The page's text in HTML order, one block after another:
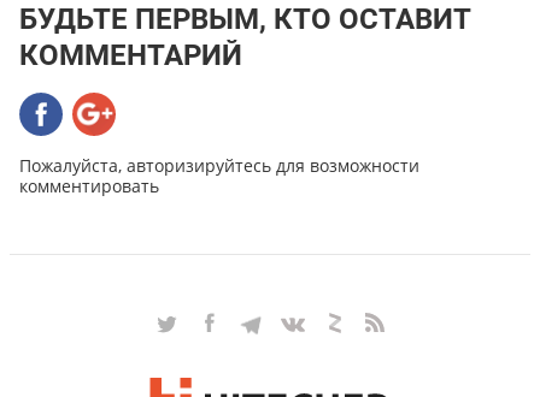
БУДЬТЕ ПЕРВЫМ, КТО ОСТАВИТ
КОММЕНТАРИЙ
Пожалуйста, авторизируйтесь для возможности
комментировать